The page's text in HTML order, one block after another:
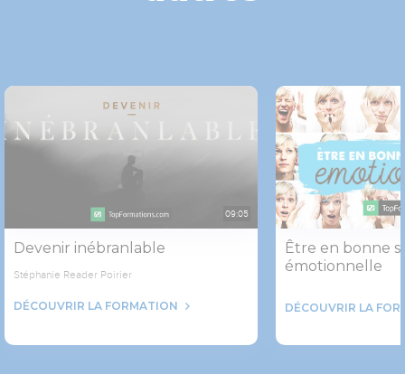
09:05
Devenir inébranlable
Stéphanie Reader Poirier
DÉCOUVRIR LA FORMATION
Être en bonne
émotionnelle
DÉCOUVRIR LA